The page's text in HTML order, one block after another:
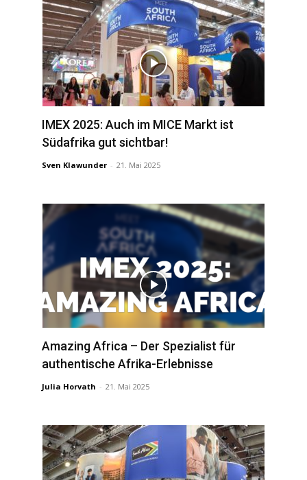
IMEX 2025: Auch im MICE Markt ist
Südafrika gut sichtbar!
Sven Klawunder - 21. Mai 2025
Amazing Africa – Der Spezialist für
authentische Afrika-Erlebnisse
Julia Horvath - 21. Mai 2025